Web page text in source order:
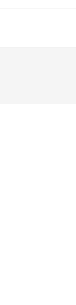
요소” – 인벤 커뮤니케